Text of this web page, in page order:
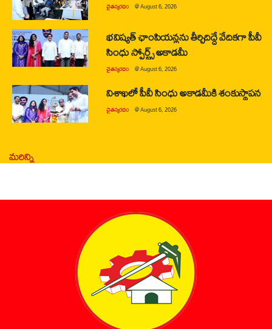
చైతన్యరధం @August 6, 2026
భవిష్యత్ ఛాంపియన్లను తీర్చిదిద్దే వేదికగా పీవీ
సింధు స్పోర్ట్స్ అకాడమీ
చైతన్యరధం @August 6, 2026
విశాఖలో పీవీ సింధు అకాడమీకి శంకుస్థాపన
చైతన్యరధం @August 6, 2026
మరిన్ని